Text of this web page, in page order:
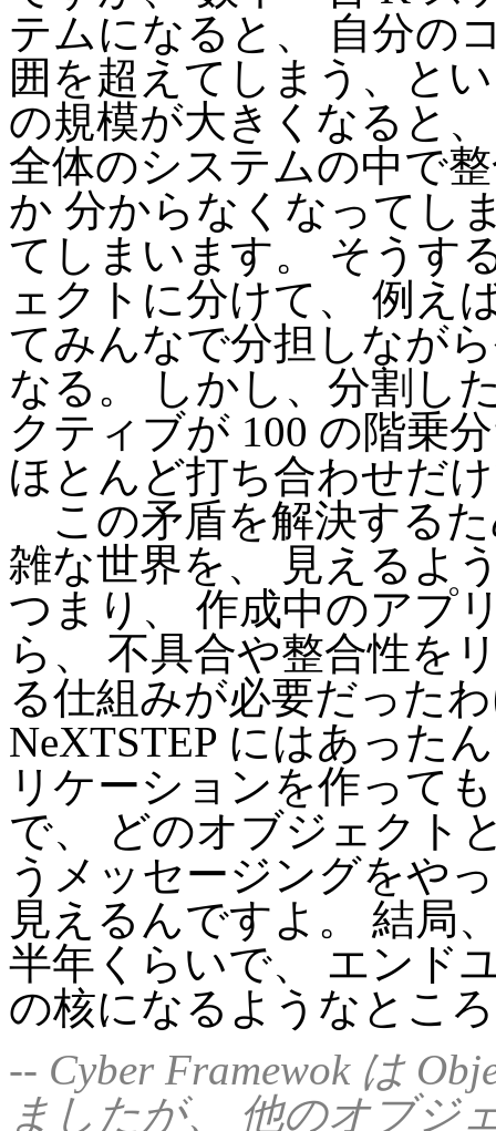
テムになると、 自分の
囲を超えてしまう、と
の規模が大きくなると
全体のシステムの中で
か 分からなくなってし
てしまいます。 そうす
ェクトに分けて、 例え
てみんなで分担しなが
なる。 しかし、分割し
クティブが 100 の階乗
ほとんど打ち合わせだ
この矛盾を解決する
雑な世界を、 見えるよ
つまり、 作成中のアプ
ら、 不具合や整合性を
る仕組みが必要だった
NeXTSTEP にはあった
リケーションを作って
で、 どのオブジェクト
うメッセージングをや
見えるんですよ。 結局
半年くらいで、 エンド
の核になるようなとこ
-- Cyber Framewok は
ましたが、 他のオブジ